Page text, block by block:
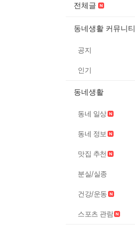
전체글
동네생활 커뮤니티
공지
인기
동네생활
동네 일상
동네 정보
맛집 추천
분실/실종
건강/운동
스포츠 관람